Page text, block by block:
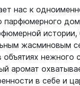
нас к
парфюмерного
жасминовым
объятиях
аромат
в себе и